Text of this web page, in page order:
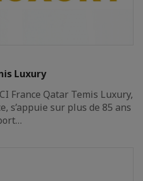
Luxury
France Qatar Temis Luxury,
s’appuie sur plus de 85 ans